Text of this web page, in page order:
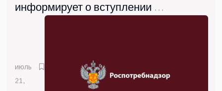
информирует о вступлении с
июль
21,